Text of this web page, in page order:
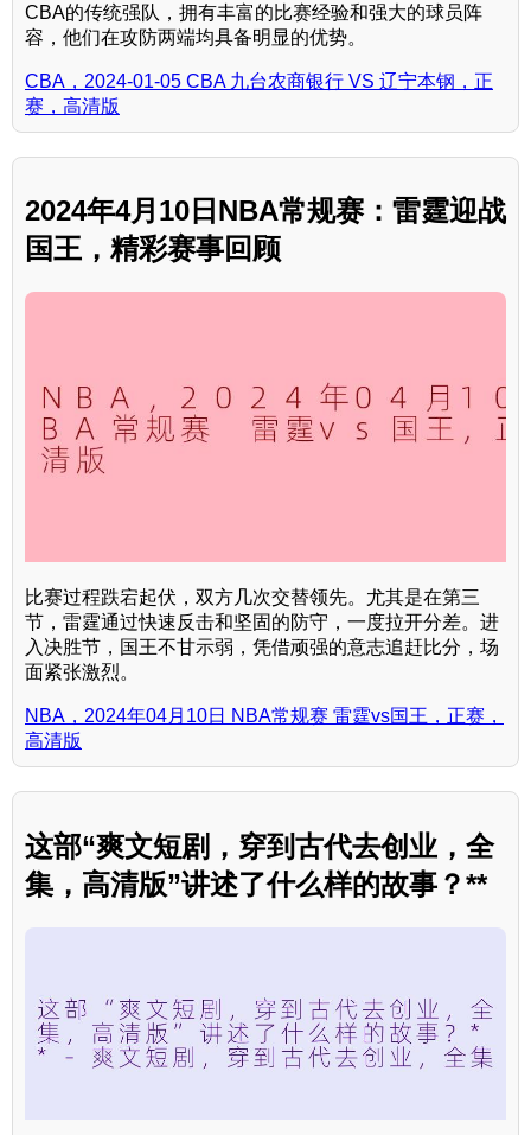
CBA的传统强队，拥有丰富的比赛经验和强大的球员阵
容，他们在攻防两端均具备明显的优势。
CBA，2024-01-05 CBA 九台农商银行 VS 辽宁本钢，正
赛，高清版
2024年4月10日NBA常规赛：雷霆迎战
国王，精彩赛事回顾
比赛过程跌宕起伏，双方几次交替领先。尤其是在第三
节，雷霆通过快速反击和坚固的防守，一度拉开分差。进
入决胜节，国王不甘示弱，凭借顽强的意志追赶比分，场
面紧张激烈。
NBA，2024年04月10日 NBA常规赛 雷霆vs国王，正赛，
高清版
这部“爽文短剧，穿到古代去创业，全
集，高清版”讲述了什么样的故事？**